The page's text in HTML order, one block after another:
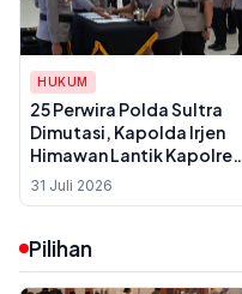
HUKUM
25 Perwira Polda Sultra
Dimutasi, Kapolda Irjen
Himawan Lantik Kapolres
Baru di Baubau hingga
Konkep
31 Juli 2026
Pilihan